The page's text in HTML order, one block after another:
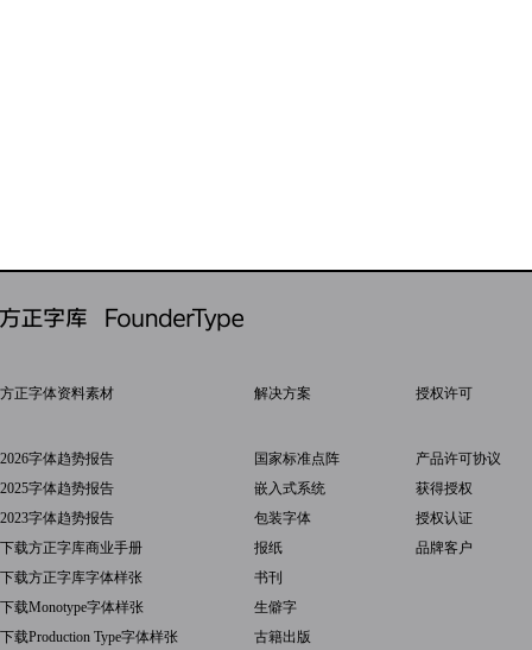
方正字体资料素材
2026字体趋势报告
2025字体趋势报告
2023字体趋势报告
下载方正字库商业手册
下载方正字库字体样张
下载Monotype字体样张
下载Production Type字体样张
解决方案
国家标准点阵
嵌入式系统
包装字体
报纸
书刊
生僻字
古籍出版
授权许可
产品许可协议
获得授权
授权认证
品牌客户